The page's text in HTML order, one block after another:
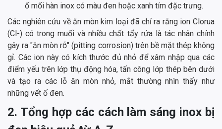
ố mối hàn inox có màu đen hoặc xanh tím đặc trưng.
Các nghiên cứu về ăn mòn kim loại đã chỉ ra rằng ion Clorua
(Cl-) có trong muối và nhiều chất tẩy rửa là tác nhân chính
gây ra "ăn mòn rỗ" (pitting corrosion) trên bề mặt thép không
gỉ. Các ion này có kích thước đủ nhỏ để xâm nhập qua các
điểm yếu trên lớp thụ động hóa, tấn công lớp thép bên dưới
và tạo ra các lỗ ăn mòn nhỏ, mắt thường nhìn thấy như
những vết ố đen.
2. Tổng hợp các cách làm sáng inox bị